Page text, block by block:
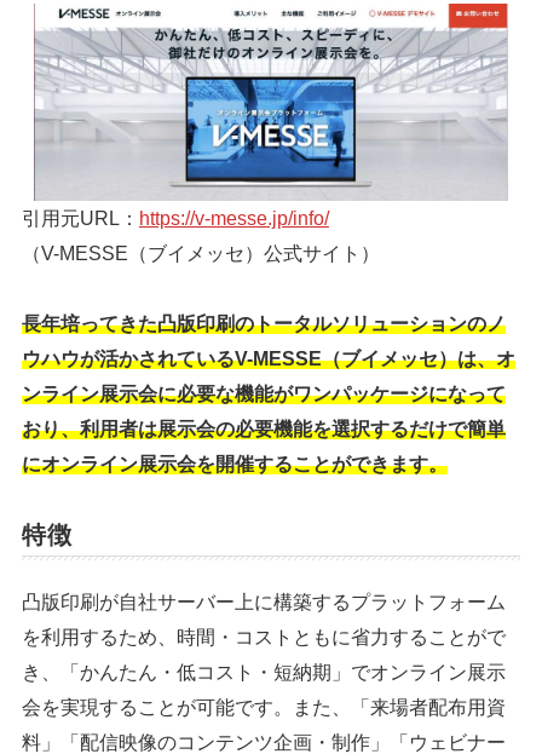
引用元URL： https://v-messe.jp/info/
（V-MESSE（ブイメッセ）公式サイト）
長年培ってきた凸版印刷のトータルソリューションのノ
ウハウが活かされているV-MESSE（ブイメッセ）は、オ
ンライン展示会に必要な機能がワンパッケージになって
おり、利用者は展示会の必要機能を選択するだけで簡単
にオンライン展示会を開催することができます。
特徴
凸版印刷が自社サーバー上に構築するプラットフォーム
を利用するため、時間・コストともに省力することがで
き、「かんたん・低コスト・短納期」でオンライン展示
会を実現することが可能です。また、「来場者配布用資
料」「配信映像のコンテンツ企画・制作」「ウェビナー